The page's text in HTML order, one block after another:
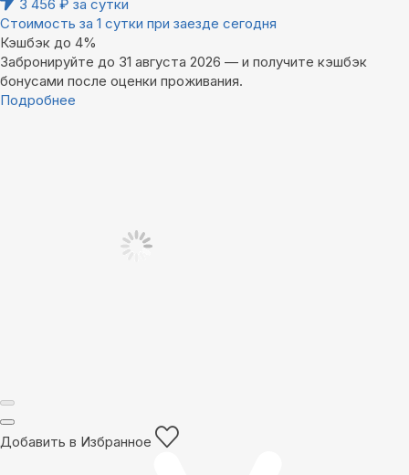
3 456 ₽ за сутки
Стоимость за 1 сутки при заезде сегодня
Кэшбэк до 4%
Забронируйте до 31 августа 2026 — и получите кэшбэк
бонусами после оценки проживания.
Подробнее
Добавить в Избранное